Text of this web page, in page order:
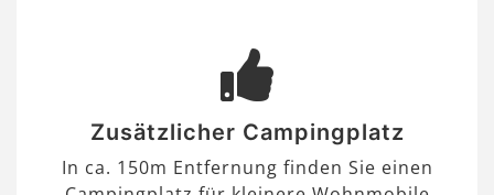
Zusätzlicher Campingplatz
In ca. 150m Entfernung finden Sie einen